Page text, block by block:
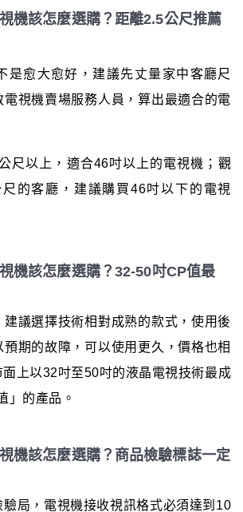
機該怎麼選購？距離2.5公尺推薦
是愈大愈好，建議先丈量家中客廳尺
視機賣場服務人員，算出最適合的電
尺以上，適合46吋以上的電視機；觀
的客廳，建議購買46吋以下的電視
機該怎麼選購？32-50吋CP值最
議選擇技術相對成熟的款式，使用後
預期的故障，可以使用更久，價格也相
上以32吋至50吋的液晶電視技術最成
」的產品。
機該怎麼選購？商品檢驗標誌一定
局，電視機接收視訊格式必須達到10